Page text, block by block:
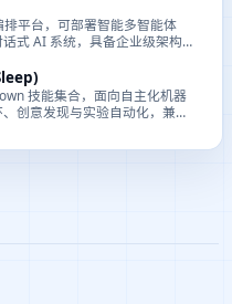
平台，可部署智能多智能体
式 AI 系统，具备企业级架构
技能集合，面向自主化机器
创意发现与实验自动化，兼容